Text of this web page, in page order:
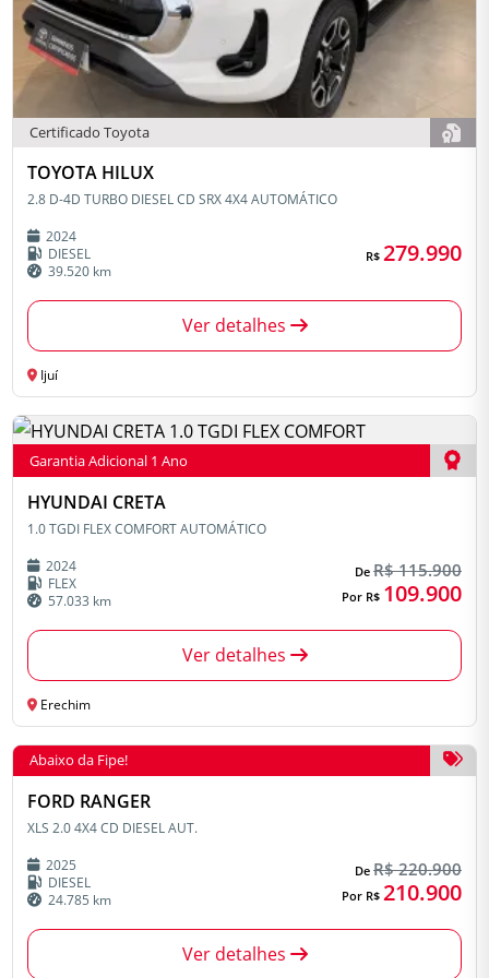
Certificado Toyota
TOYOTA HILUX
2.8 D-4D TURBO DIESEL CD SRX 4X4 AUTOMÁTICO
2024
DIESEL
39.520 km
R$ 279.990
Ver detalhes
Ijuí
Garantia Adicional 1 Ano
HYUNDAI CRETA
1.0 TGDI FLEX COMFORT AUTOMÁTICO
2024
FLEX
57.033 km
De R$ 115.900
Por R$ 109.900
Ver detalhes
Erechim
Abaixo da Fipe!
FORD RANGER
XLS 2.0 4X4 CD DIESEL AUT.
2025
DIESEL
24.785 km
De R$ 220.900
Por R$ 210.900
Ver detalhes